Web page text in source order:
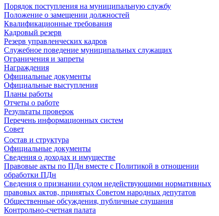
Порядок поступления на муниципальную службу
Положение о замещении должностей
Квалификационные требования
Кадровый резерв
Резерв управленческих кадров
Служебное поведение муниципальных служащих
Ограничения и запреты
Награждения
Официальные документы
Официальные выступления
Планы работы
Отчеты о работе
Результаты проверок
Перечень информационных систем
Совет
Состав и структура
Официальные документы
Сведения о доходах и имуществе
Правовые акты по ПДн вместе с Политикой в отношении
обработки ПДн
Сведения о признании судом недействующими нормативных
правовых актов, принятых Советом народных депутатов
Общественные обсуждения, публичные слушания
Контрольно-счетная палата